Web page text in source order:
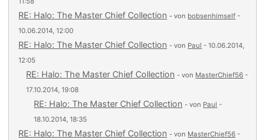
RE: Halo: The Master Chief Collection - von bobsenhimself -
10.06.2014, 12:00
RE: Halo: The Master Chief Collection - von Paul - 10.06.2014,
12:05
RE: Halo: The Master Chief Collection - von MasterChief56 -
17.10.2014, 19:08
RE: Halo: The Master Chief Collection - von Paul -
18.10.2014, 18:35
RE: Halo: The Master Chief Collection - von MasterChief56 -